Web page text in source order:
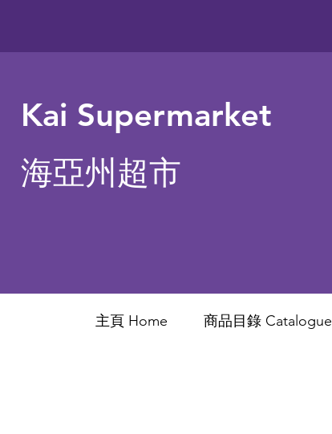
Kai Supermarket
海亞州超市
主頁 Home 商品目錄 ​Catalogue